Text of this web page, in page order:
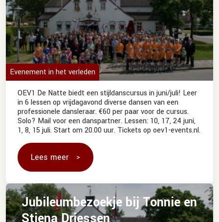
Evenement in het verleden
OEV1 De Natte biedt een stijldanscursus in juni/juli! Leer
in 6 lessen op vrijdagavond diverse dansen van een
professionele dansleraar. €60 per paar voor de cursus.
Solo? Mail voor een danspartner. Lessen: 10, 17, 24 juni,
1, 8, 15 juli. Start om 20.00 uur. Tickets op oev1-events.nl.
Lees meer
Jubileumbezoekje bij Tonnie en